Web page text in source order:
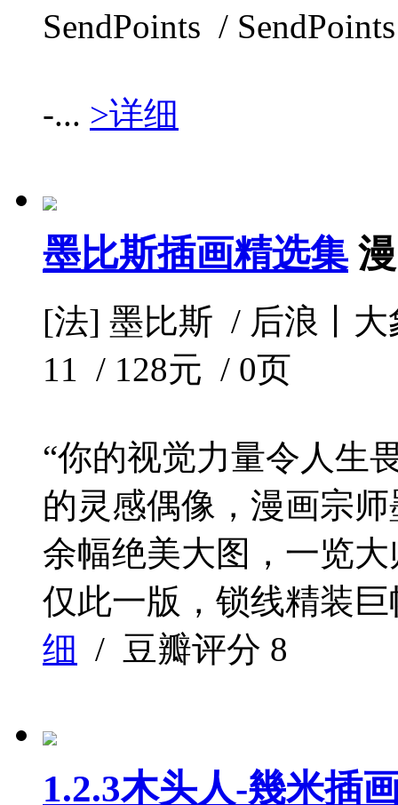
SendPoints /
-... >详细
墨比斯插画精选集
[法] 墨比斯 / 后浪丨
11 / 128元 / 0页
“你的视觉力量令人生
的灵感偶像，漫画宗
余幅绝美大图，一览
仅此一版，锁线精装
细 / 豆瓣评分 8
1.2.3木头人-幾米插